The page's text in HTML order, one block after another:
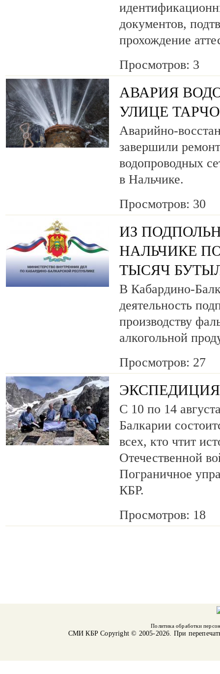
документов,
прохождение
Просмотров: 3
АВАРИЯ
УЛИЦЕ
Аварийно-
завершили
водопроводных
в Нальчике.
Просмотров: 30
ИЗ
НАЛЬЧИКЕ
ТЫСЯЧ
В Кабардино-
деятельность
производству
алкогольной
Просмотров: 27
С 10 по 14
Балкарии
всех, кто чтит
Отечественной
Пограничное
КБР.
Просмотров: 18
Политика обработки
СМИ КБРCopyright © 2005-2026. При